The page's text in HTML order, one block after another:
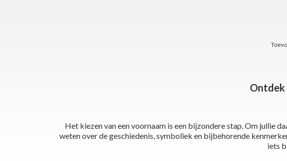
Ontdek
Het kiezen van een voornaam is een bijzondere stap. Om jullie
weten over de geschiedenis, symboliek en bijbehorende
iets